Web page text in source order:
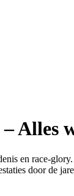
Alles
en race-
door de